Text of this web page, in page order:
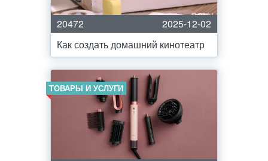
20472
2025-12-02
Как создать домашний кинотеатр
ТОВАРЫ И УСЛУГИ